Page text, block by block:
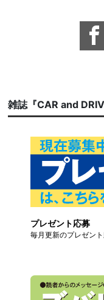
雑誌『CAR and
プレゼント応募
毎月更新のプレゼン